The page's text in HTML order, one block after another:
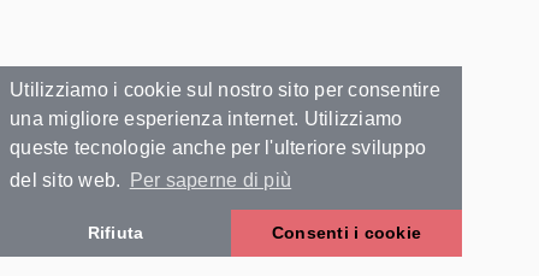
Utilizziamo i cookie sul nostro sito per consentire
una migliore esperienza internet. Utilizziamo
queste tecnologie anche per l'ulteriore sviluppo
del sito web.
Per saperne di più
Rifiuta Consenti i cookie